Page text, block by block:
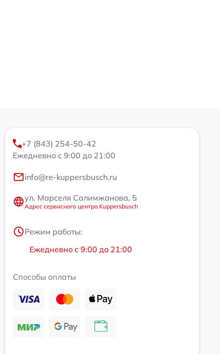
+7 (843) 254-50-42
Ежедневно с 9:00 до 21:00
info@re-kuppersbusch.ru
ул. Марселя Салимжанова, 5
Адрес сервисного центра Kuppersbusch
Режим работы:
Ежедневно с 9:00 до 21:00
Способы оплаты